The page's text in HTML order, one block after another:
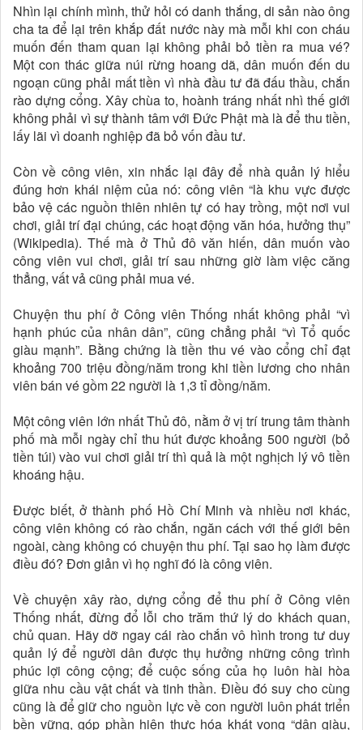
Nhìn lại chính mình, thử hỏi có danh thắng, di sản nào ông
cha ta để lại trên khắp đất nước này mà mỗi khi con cháu
muốn đến tham quan lại không phải bỏ tiền ra mua vé?
Một con thác giữa núi rừng hoang dã, dân muốn đến du
ngoạn cũng phải mất tiền vì nhà đầu tư đã đấu thầu, chắn
rào dựng cổng. Xây chùa to, hoành tráng nhất nhì thế giới
không phải vì sự thành tâm với Đức Phật mà là để thu tiền,
lấy lãi vì doanh nghiệp đã bỏ vốn đầu tư.
Còn về công viên, xin nhắc lại đây để nhà quản lý hiểu
đúng hơn khái niệm của nó: công viên “là khu vực được
bảo vệ các nguồn thiên nhiên tự có hay trồng, một nơi vui
chơi, giải trí đại chúng, các hoạt động văn hóa, hưởng thụ”
(Wikipedia). Thế mà ở Thủ đô văn hiến, dân muốn vào
công viên vui chơi, giải trí sau những giờ làm việc căng
thẳng, vất vả cũng phải mua vé.
Chuyện thu phí ở Công viên Thống nhất không phải “vì
hạnh phúc của nhân dân”, cũng chẳng phải “vì Tổ quốc
giàu mạnh”. Bằng chứng là tiền thu vé vào cổng chỉ đạt
khoảng 700 triệu đồng/năm trong khi tiền lương cho nhân
viên bán vé gồm 22 người là 1,3 tỉ đồng/năm.
Một công viên lớn nhất Thủ đô, nằm ở vị trí trung tâm thành
phố mà mỗi ngày chỉ thu hút được khoảng 500 người (bỏ
tiền túi) vào vui chơi giải trí thì quả là một nghịch lý vô tiền
khoáng hậu.
Được biết, ở thành phố Hồ Chí Minh và nhiều nơi khác,
công viên không có rào chắn, ngăn cách với thế giới bên
ngoài, càng không có chuyện thu phí. Tại sao họ làm được
điều đó? Đơn giản vì họ nghĩ đó là công viên.
Về chuyện xây rào, dựng cổng để thu phí ở Công viên
Thống nhất, đừng đổ lỗi cho trăm thứ lý do khách quan,
chủ quan. Hãy dỡ ngay cái rào chắn vô hình trong tư duy
quản lý để người dân được thụ hưởng những công trình
phúc lợi công cộng; để cuộc sống của họ luôn hài hòa
giữa nhu cầu vật chất và tinh thần. Điều đó suy cho cùng
cũng là để giữ cho nguồn lực về con người luôn phát triển
bền vững, góp phần hiện thực hóa khát vọng “dân giàu,